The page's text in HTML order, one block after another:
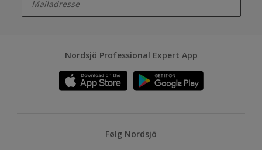
Nordsjö Professional Expert App
Følg Nordsjö